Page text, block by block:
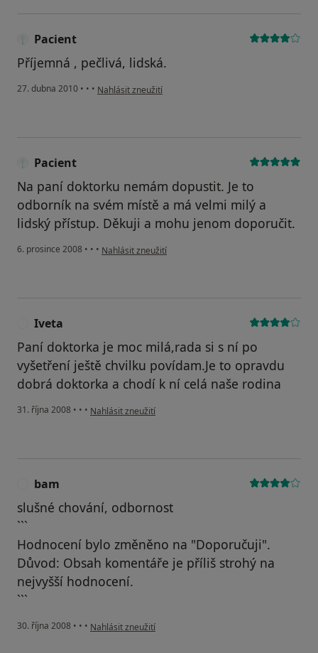
Pacient
Příjemná , pečlivá, lidská.
27. dubna 2010 • • • podle názoru uživatele Pacient
Nahlásit zneužití
Pacient
Na paní doktorku nemám dopustit. Je to
odborník na svém místě a má velmi milý a
lidský přístup. Děkuji a mohu jenom doporučit.
6. prosince 2008 • • • podle názoru uživatele Pacient
Nahlásit zneužití
Iveta
Paní doktorka je moc milá,rada si s ní po
vyšetření ještě chvilku povídam.Je to opravdu
dobrá doktorka a chodí k ní celá naše rodina
31. října 2008 • • • podle názoru uživatele Iveta
Nahlásit zneužití
bam
slušné chování, odbornost
```
Hodnocení bylo změněno na "Doporučuji".
Důvod: Obsah komentáře je příliš strohý na
nejvyšší hodnocení.
```
30. října 2008 • • • podle názoru uživatele bam
Nahlásit zneužití